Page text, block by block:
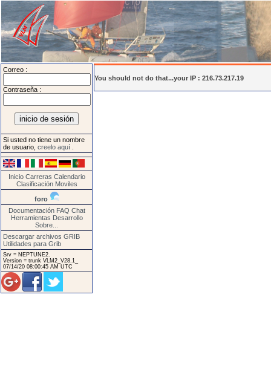
Correo :
Contraseña :
Si usted no tiene un nombre
de usuario, creelo aquí
Inicio Carreras Calendario
Clasificación Moviles
foro
Documentación FAQ Chat
Herramientas Desarrollo
Sobre...
Descargar archivos GRIB
Utilidades para Grib
Srv = NEPTUNE2.
Version = trunk VLM2_V28.1_
07/14/20 08:00:45 AM UTC
You should not do that...your IP : 216.73.217.19